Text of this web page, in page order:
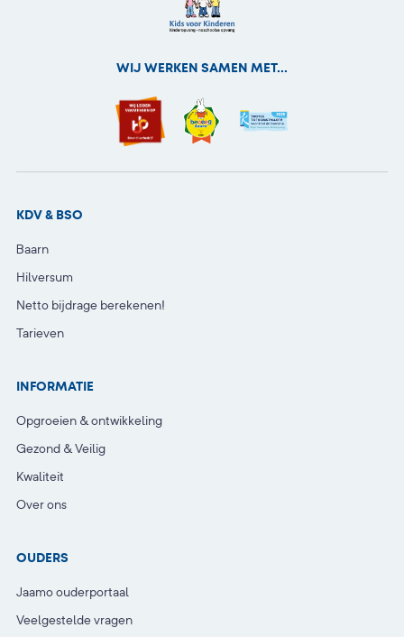
WIJ WERKEN SAMEN MET...
KDV & BSO
Baarn
Hilversum
Netto bijdrage berekenen!
Tarieven
INFORMATIE
Opgroeien & ontwikkeling
Gezond & Veilig
Kwaliteit
Over ons
OUDERS
Jaamo ouderportaal
Veelgestelde vragen